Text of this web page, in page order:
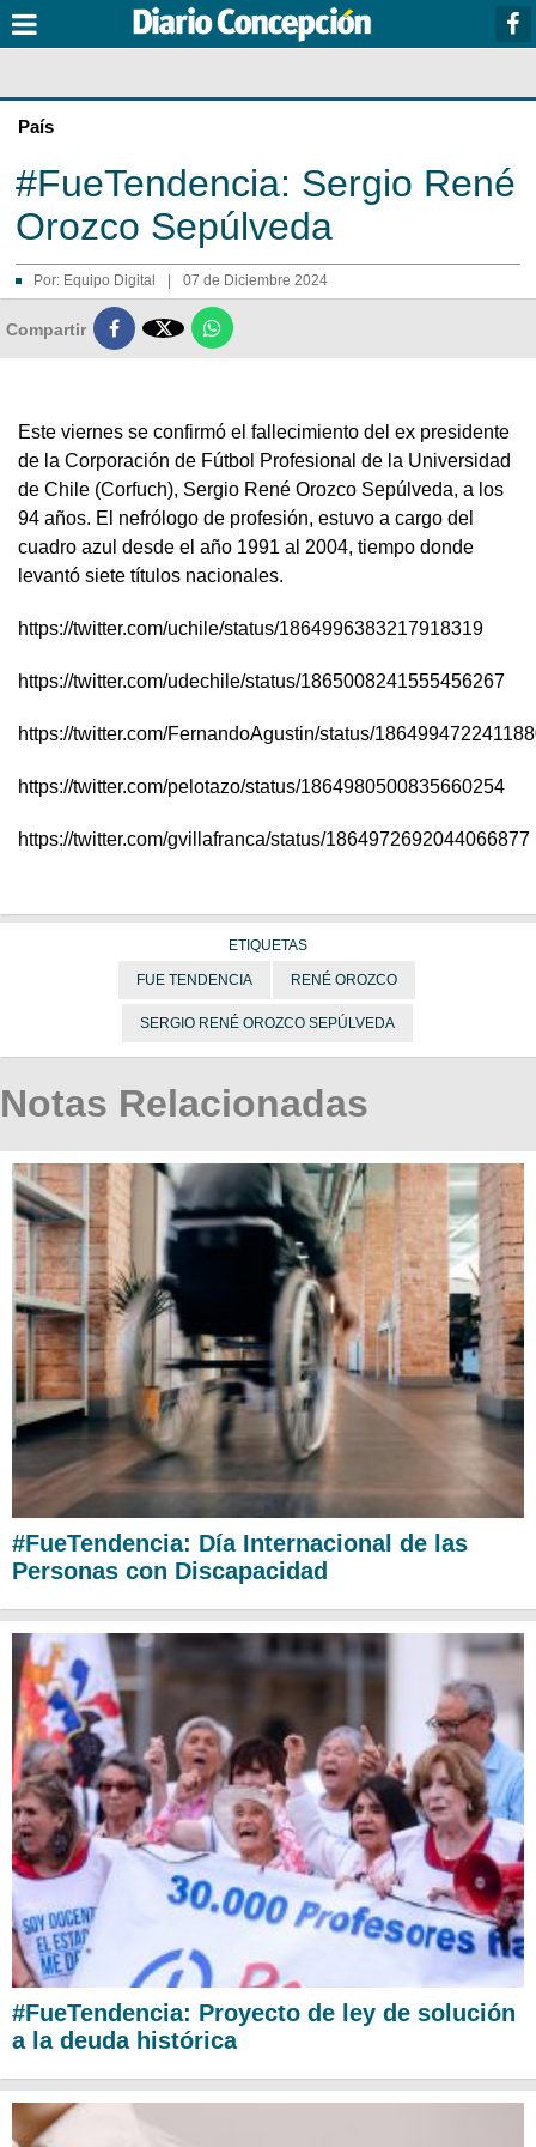
País
#FueTendencia: Sergio René
Orozco Sepúlveda
Por: Equipo Digital 07 de Diciembre 2024
Compartir 
Este viernes se confirmó el fallecimiento del ex presidente
de la Corporación de Fútbol Profesional de la Universidad
de Chile (Corfuch), Sergio René Orozco Sepúlveda, a los
94 años. El nefrólogo de profesión, estuvo a cargo del
cuadro azul desde el año 1991 al 2004, tiempo donde
levantó siete títulos nacionales.
https://twitter.com/uchile/status/1864996383217918319
https://twitter.com/udechile/status/1865008241555456267
https://twitter.com/FernandoAgustin/status/
https://twitter.com/pelotazo/status/1864980500835660254
https://twitter.com/gvillafranca/status/1864972692044066877
ETIQUETAS
FUE TENDENCIA RENÉ OROZCO
SERGIO RENÉ OROZCO SEPÚLVEDA
Notas Relacionadas
#FueTendencia: Día Internacional de las
Personas con Discapacidad
#FueTendencia: Proyecto de ley de solución
a la deuda histórica